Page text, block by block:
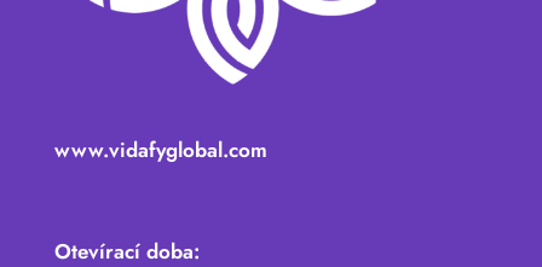
www.vidafyglobal.com
Otevírací doba: